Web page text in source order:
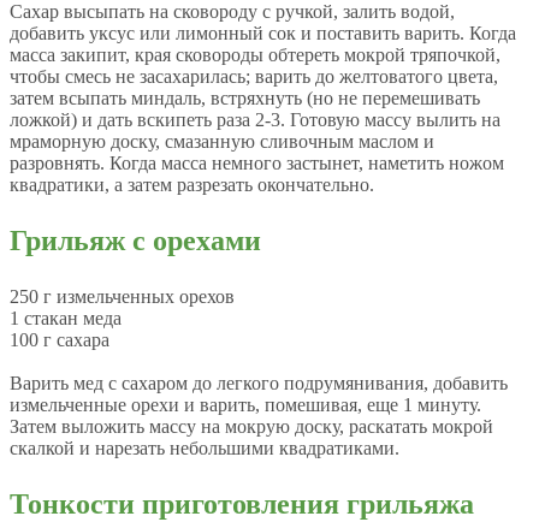
Сахар высыпать на сковороду с ручкой, залить водой,
добавить уксус или лимонный сок и поставить варить. Когда
масса закипит, края сковороды обтереть мокрой тряпочкой,
чтобы смесь не засахарилась; варить до желтоватого цвета,
затем всыпать миндаль, встряхнуть (но не перемешивать
ложкой) и дать вскипеть раза 2-3. Готовую массу вылить на
мраморную доску, смазанную сливочным маслом и
разровнять. Когда масса немного застынет, наметить ножом
квадратики, а затем разрезать окончательно.
Грильяж с орехами
250 г измельченных орехов
1 стакан меда
100 г сахара
Варить мед с сахаром до легкого подрумянивания, добавить
измельченные орехи и варить, помешивая, еще 1 минуту.
Затем выложить массу на мокрую доску, раскатать мокрой
скалкой и нарезать небольшими квадратиками.
Тонкости приготовления грильяжа